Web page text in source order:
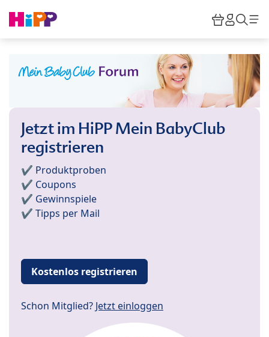
HiPP
Jetzt im HiPP Mein BabyClub
registrieren
✔️ Produktproben
✔️ Coupons
✔️ Gewinnspiele
✔️ Tipps per Mail
Kostenlos registrieren
Schon Mitglied? Jetzt einloggen